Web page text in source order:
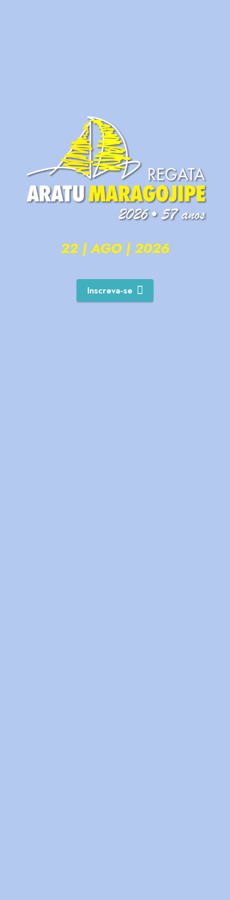
22 | AGO | 2026
Inscreva-se